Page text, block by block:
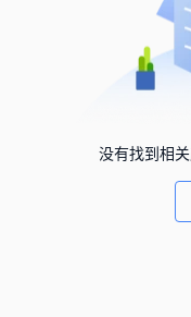
没有找到相